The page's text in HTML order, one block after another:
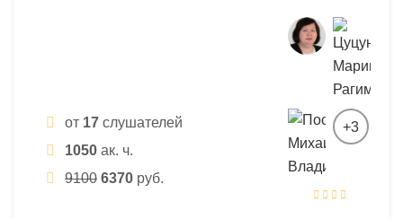
от 17 слушателей
1050 ак. ч.
9100 6370 руб.
+3